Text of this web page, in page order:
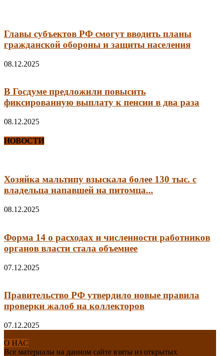
Главы субъектов РФ смогут вводить планы
гражданской обороны и защиты населения
08.12.2025
В Госдуме предложили повысить
фиксированную выплату к пенсии в два раза
08.12.2025
НОВОСТИ
Хозяйка мальтипу взыскала более 130 тыс. с
владельца напавшей на питомца...
08.12.2025
Форма 14 о расходах и численности работников
органов власти стала объемнее
07.12.2025
Правительство РФ утвердило новые правила
проверки жалоб на коллекторов
07.12.2025
О НАС
Все материалы на данном сайте взяты из открытых